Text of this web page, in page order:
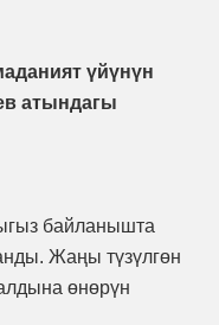
үйүнүн
атындагы
байланышта
Жаңы түзүлгөн
өнөрүн